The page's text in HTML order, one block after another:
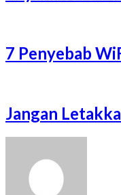
7 Penyebab
Jangan